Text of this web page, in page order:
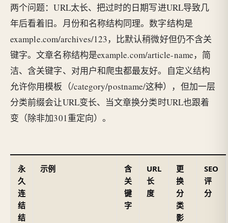
两个问题：URL太长、把过时的日期写进URL导致几
年后看着旧。月份和名称结构同理。数字结构是
example.com/archives/123，比默认稍微好但仍不含关
键字。文章名称结构是example.com/article-name，简
洁、含关键字、对用户和爬虫都最友好。自定义结构
允许你用模板（/category/postname/这种），但加一层
分类前缀会让URL变长、当文章换分类时URL也跟着
变（除非加301重定向）。
永
久
连
结
结
示例
含
关
键
字
URL
长
度
更
换
分
类
影
SEO
评
分